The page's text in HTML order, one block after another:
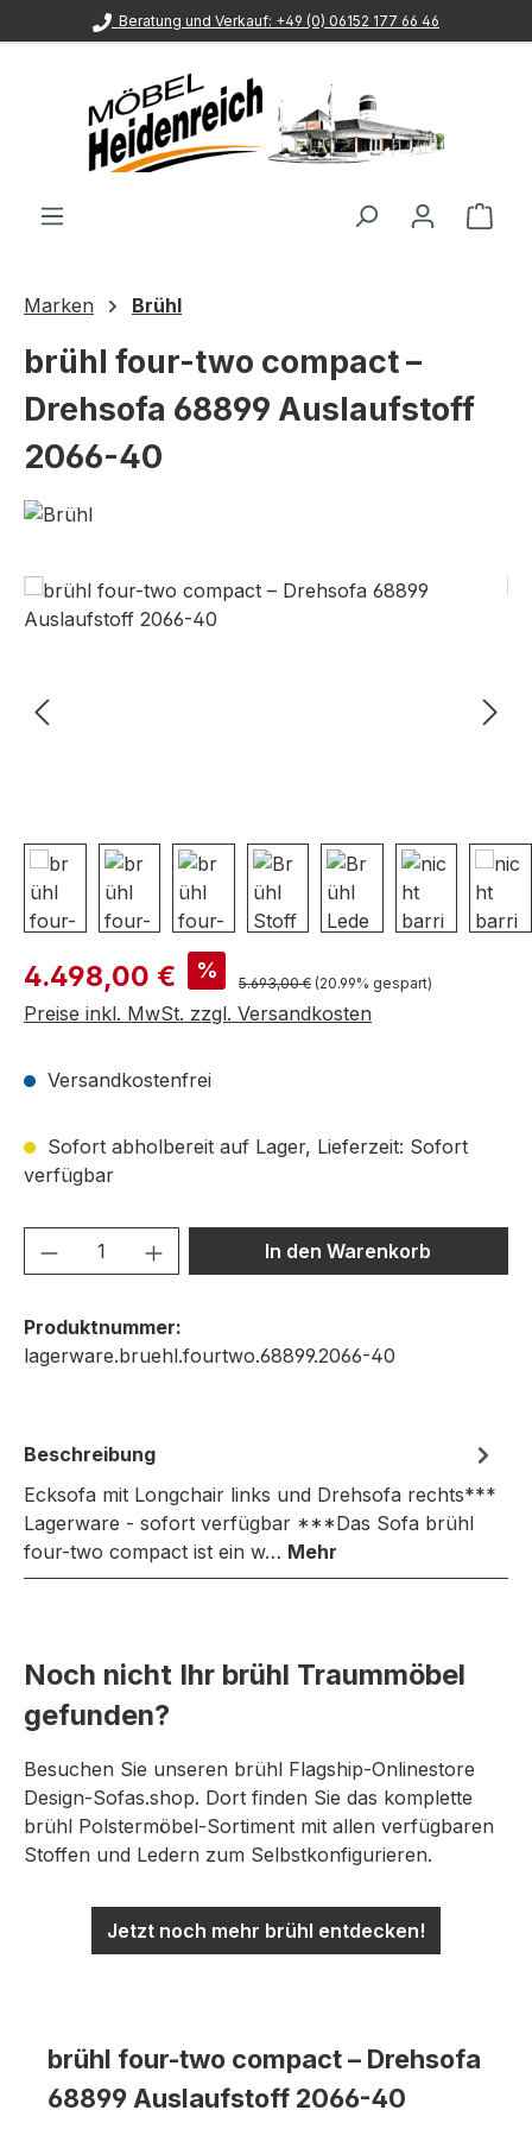
Zum Hauptinhalt springen
Beratung und Verkauf: +49 (0) 06152 177 66 46
Marken Brühl
brühl four-two compact –
Drehsofa 68899 Auslaufstoff
2066-40
Bildergalerie überspringen
Verkaufspreis:
4.498,00 € % Regulärer Preis:
5.693,00 € (20.99% gespart)
Preise inkl. MwSt. zzgl. Versandkosten
Versandkostenfrei
Sofort abholbereit auf Lager, Lieferzeit: Sofort
verfügbar
Produkt Anzahl: Gib denIn den Warenkorb
Produktnummer:
lagerware.bruehl.fourtwo.68899.2066-40
Beschreibung
Ecksofa mit Longchair links und Drehsofa rechts***
Lagerware - sofort verfügbar ***Das Sofa brühl
four-two compact ist ein w… Mehr
Noch nicht Ihr brühl Traummöbel
gefunden?
Besuchen Sie unseren brühl Flagship-Onlinestore
Design-Sofas.shop. Dort finden Sie das komplette
brühl Polstermöbel-Sortiment mit allen verfügbaren
Stoffen und Ledern zum Selbstkonfigurieren.
Jetzt noch mehr brühl entdecken!
brühl four-two compact – Drehsofa
68899 Auslaufstoff 2066-40